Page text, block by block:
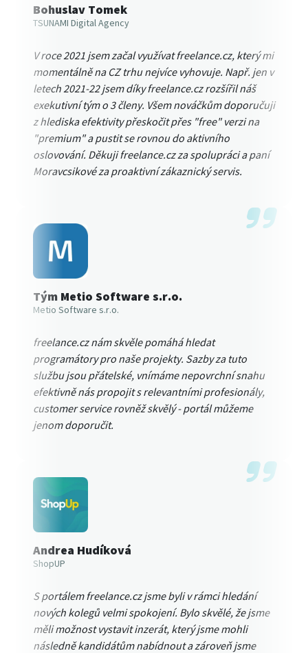
Bohuslav Tomek
TSUNAMI Digital Agency
V roce 2021 jsem začal využívat freelance.cz, který mi
momentálně na CZ trhu nejvíce vyhovuje. Např. jen v
letech 2021-22 jsem díky freelance.cz rozšířil náš
exekutivní tým o 3 členy. Všem nováčkům doporučuji
z hlediska efektivity přeskočit přes "free" verzi na
"premium" a pustit se rovnou do aktivního
oslovování. Děkuji freelance.cz za spolupráci a paní
Moravcsikové za proaktivní zákaznický servis.
Tým Metio Software s.r.o.
Metio Software s.r.o.
freelance.cz nám skvěle pomáhá hledat
programátory pro naše projekty. Sazby za tuto
službu jsou přátelské, vnímáme nepovrchní snahu
efektivně nás propojit s relevantními profesionály,
customer service rovněž skvělý - portál můžeme
jenom doporučit.
Andrea Hudíková
ShopUP
S portálem freelance.cz jsme byli v rámci hledání
nových kolegů velmi spokojení. Bylo skvělé, že jsme
měli možnost vystavit inzerát, který jsme mohli
následně kandidátům nabídnout a zároveň jsme